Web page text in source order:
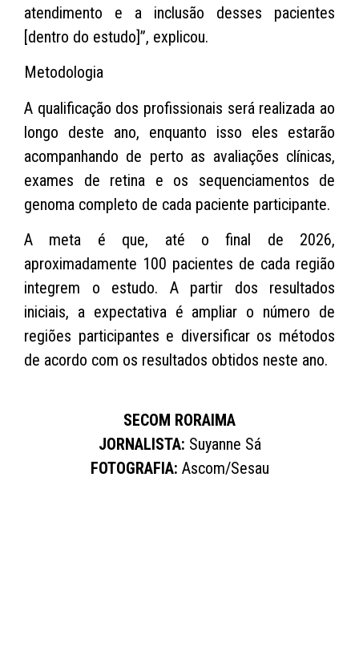
atendimento e a inclusão desses pacientes
[dentro do estudo]”, explicou.
Metodologia
A qualificação dos profissionais será realizada ao
longo deste ano, enquanto isso eles estarão
acompanhando de perto as avaliações clínicas,
exames de retina e os sequenciamentos de
genoma completo de cada paciente participante.
A meta é que, até o final de 2026,
aproximadamente 100 pacientes de cada região
integrem o estudo. A partir dos resultados
iniciais, a expectativa é ampliar o número de
regiões participantes e diversificar os métodos
de acordo com os resultados obtidos neste ano.
SECOM RORAIMA
JORNALISTA: Suyanne Sá
FOTOGRAFIA: Ascom/Sesau